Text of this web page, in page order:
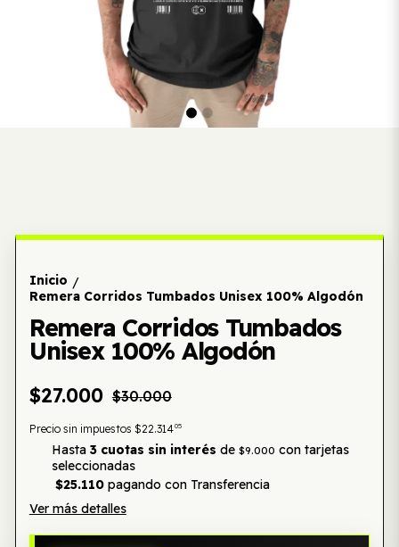
Inicio /
Remera Corridos Tumbados Unisex 100% Algodón
Remera Corridos Tumbados
Unisex 100% Algodón
$27.000 $30.000
Precio sin impuestos $22.31405
Hasta 3 cuotas sin interés de $9.000 con tarjetas
seleccionadas
$25.110pagando con Transferencia
Ver más detalles